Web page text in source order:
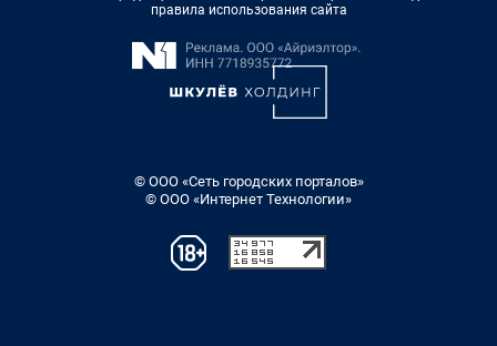
правила использования сайта
© ООО «Сеть городских порталов»
© ООО «Интернет Технологии»